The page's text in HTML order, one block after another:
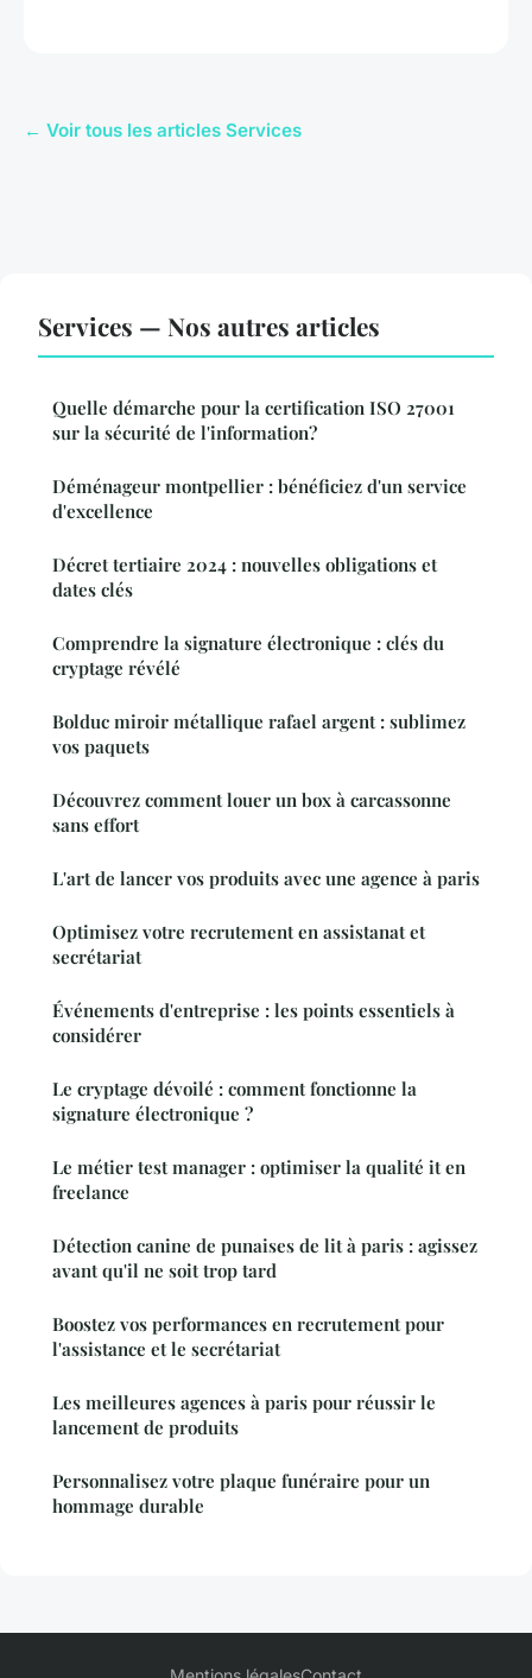
← Voir tous les articles Services
Services — Nos autres articles
Quelle démarche pour la certification ISO 27001
sur la sécurité de l'information?
Déménageur montpellier : bénéficiez d'un service
d'excellence
Décret tertiaire 2024 : nouvelles obligations et
dates clés
Comprendre la signature électronique : clés du
cryptage révélé
Bolduc miroir métallique rafael argent : sublimez
vos paquets
Découvrez comment louer un box à carcassonne
sans effort
L'art de lancer vos produits avec une agence à paris
Optimisez votre recrutement en assistanat et
secrétariat
Événements d'entreprise : les points essentiels à
considérer
Le cryptage dévoilé : comment fonctionne la
signature électronique ?
Le métier test manager : optimiser la qualité it en
freelance
Détection canine de punaises de lit à paris : agissez
avant qu'il ne soit trop tard
Boostez vos performances en recrutement pour
l'assistance et le secrétariat
Les meilleures agences à paris pour réussir le
lancement de produits
Personnalisez votre plaque funéraire pour un
hommage durable